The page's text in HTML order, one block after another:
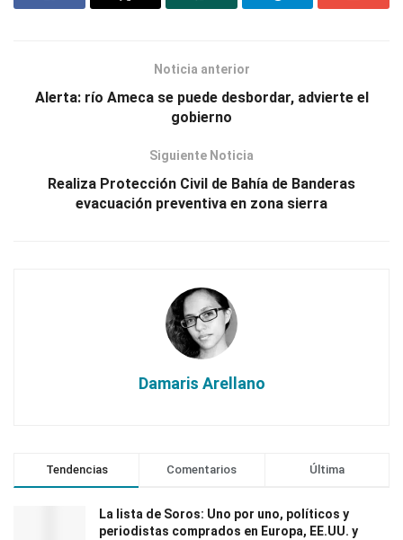
Noticia anterior
Alerta: río Ameca se puede desbordar, advierte el
gobierno
Siguiente Noticia
Realiza Protección Civil de Bahía de Banderas
evacuación preventiva en zona sierra
Damaris Arellano
Tendencias Comentarios Última
La lista de Soros: Uno por uno, políticos y
periodistas comprados en Europa, EE.UU. y